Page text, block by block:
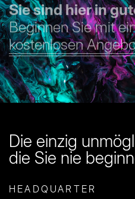
Sie sind hier in
Beginnen Sie mit
kostenlosen
Die einzig
die Sie nie
HEADQUARTER